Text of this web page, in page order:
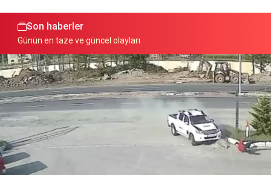
Son haberler
Günün en taze ve güncel olayları